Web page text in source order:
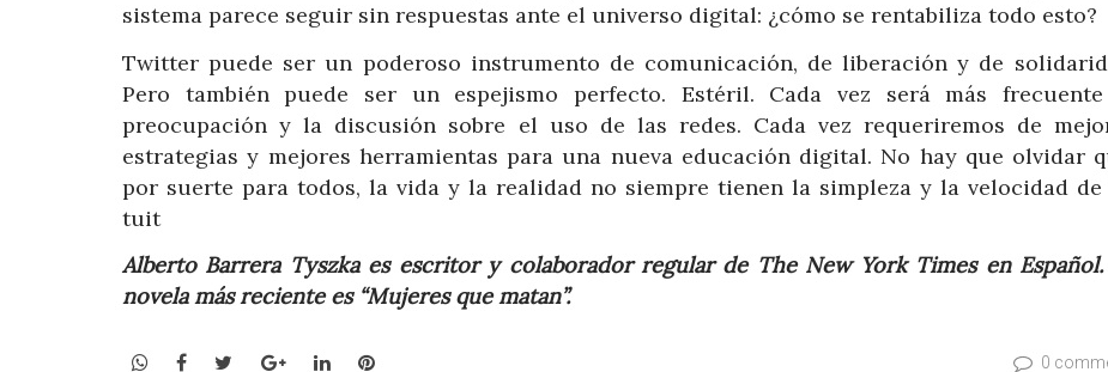
sistema parece seguir sin respuestas ante el universo digital: ¿cómo se rentabiliza todo esto?
Twitter puede ser un poderoso instrumento de comunicación, de liberación y de
Pero también puede ser un espejismo perfecto. Estéril. Cada vez será más
preocupación y la discusión sobre el uso de las redes. Cada vez requeriremos de
estrategias y mejores herramientas para una nueva educación digital. No hay que olvidar
por suerte para todos, la vida y la realidad no siempre tienen la simpleza y la velocidad
tuit
Alberto Barrera Tyszka es escritor y colaborador regular de The New York Times en Español.
novela más reciente es “Mujeres que matan”.
WhatsApp
Facebook
TwitterGoogle+LinkedInPinterest 0